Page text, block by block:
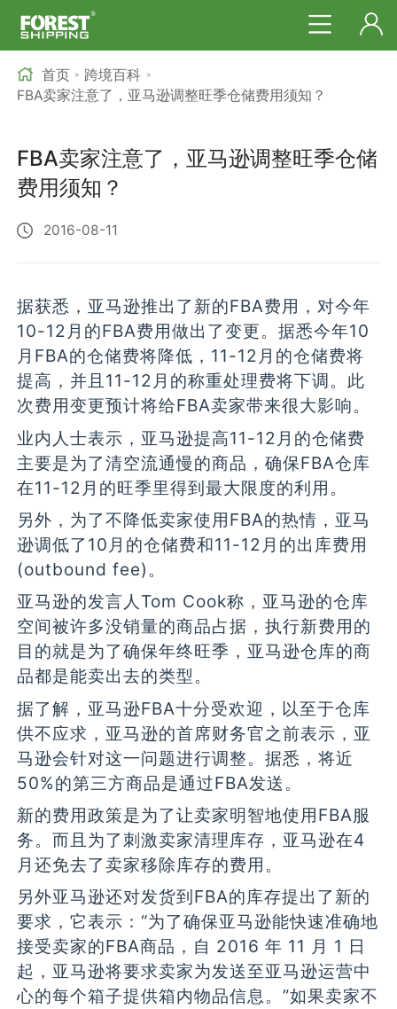
首页 > 跨境百科 >
FBA卖家注意了，亚马逊调整旺季仓储费用须知？
FBA卖家注意了，亚马逊调整旺季仓储
费用须知？
2016-08-11
据获悉，亚马逊推出了新的FBA费用，对今年
10-12月的FBA费用做出了变更。据悉今年10
月FBA的仓储费将降低，11-12月的仓储费将
提高，并且11-12月的称重处理费将下调。此
次费用变更预计将给FBA卖家带来很大影响。
业内人士表示，亚马逊提高11-12月的仓储费
主要是为了清空流通慢的商品，确保FBA仓库
在11-12月的旺季里得到最大限度的利用。
另外，为了不降低卖家使用FBA的热情，亚马
逊调低了10月的仓储费和11-12月的出库费用
(outbound fee)。
亚马逊的发言人Tom Cook称，亚马逊的仓库
空间被许多没销量的商品占据，执行新费用的
目的就是为了确保年终旺季，亚马逊仓库的商
品都是能卖出去的类型。
据了解，亚马逊FBA十分受欢迎，以至于仓库
供不应求，亚马逊的首席财务官之前表示，亚
马逊会针对这一问题进行调整。据悉，将近
50%的第三方商品是通过FBA发送。
新的费用政策是为了让卖家明智地使用FBA服
务。而且为了刺激卖家清理库存，亚马逊在4
月还免去了卖家移除库存的费用。
另外亚马逊还对发货到FBA的库存提出了新的
要求，它表示：“为了确保亚马逊能快速准确地
接受卖家的FBA商品，自 2016 年 11 月 1 日
起，亚马逊将要求卖家为发送至亚马逊运营中
心的每个箱子提供箱内物品信息。”如果卖家不